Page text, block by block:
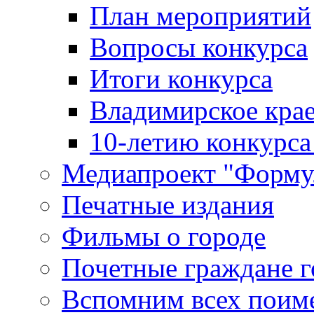
План мероприятий
Вопросы конкурса
Итоги конкурса
Владимирское
10-летию
Медиапроект
Печатные издания
Фильмы о городе
Почетные граждане
Вспомним всех